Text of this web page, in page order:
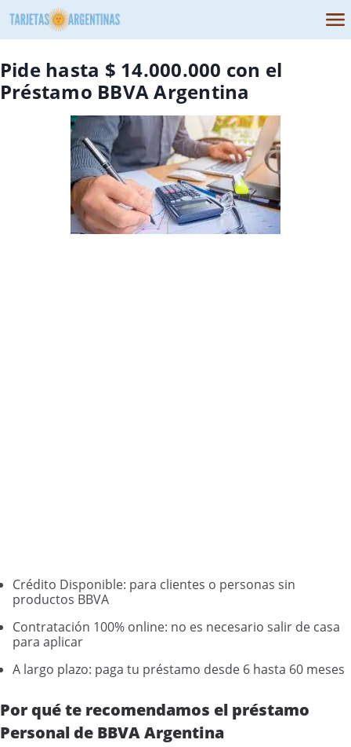
Pide hasta $ 14.000.000 con el
Préstamo BBVA Argentina
Crédito Disponible: para clientes o personas sin
productos BBVA
Contratación 100% online: no es necesario salir de casa
para aplicar
A largo plazo: paga tu préstamo desde 6 hasta 60 meses
Por qué te recomendamos el préstamo
Personal de BBVA Argentina